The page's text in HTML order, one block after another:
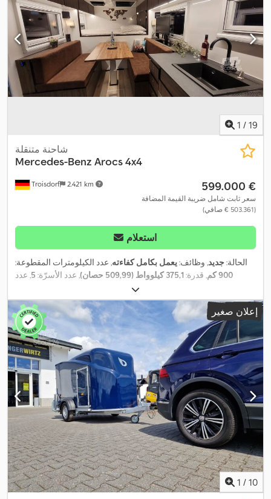
1 / 19
Troisdorf 2.421 km
شاحنة متنقلة
Mercedes-Benz Arocs 4x4
‏599.000 €
سعر ثابت شامل ضريبة القيمة المضافة
(‏503.361 € صافي)
استعلام
الحالة:جديد, وظائف:يعمل بكامل كفاءته, عدد الكيلومترات المقطوعة:
900 كم
, قدرة:375,1 كيلوواط (509,99 حصان) , عدد الأسرّة: 5, عدد
, نوع التروس:
الشاسيه:Mercedes , طراز الهيكل:Arocs 4x4 , الطول الكلي:9.000 مم
,
العرض الكلي:
2.480 مم , الارتفاع الكلي:3.950 مم , تكوين المحور: 4x4,
فئة الانبعاثات:يورو 6 , سعة خزان الوقود:500 ل , الوزن الإجمالي: 18.000
كجم, وزن فارغ:14.000 كجم , الوزن الأقصى للحمولة:18.000 كجم
, سنة
الصنع:2025, سعة البطارية:900 آه , معدات:أضواء الضباب, تكييف الهواء,
توجيه معزز بالطاقة, حمام, دش, دفع رباعي, سخان التدفئة أثناء التوقف,
سرير فردي, قفل التروس التفاضلية, قفل مركزي, كمبيوتر على متن
المركبة, مثبت السرعة, مدفأة المقعد, مرشح السخام, مركبة لغير
المدخنين, مصابيح أمامية إضافية, مصفوفة شمسية, مطبخ على متن
المركبة, نظام التحكم في الجر, نظام الفرامل المانعة للانغلاق (ABS),
نظام الملاحة, نظام منع التشغيل, وسادة هوائية, وصلات المقطورة, ونش
كابل
إعلان صغير
1 / 10